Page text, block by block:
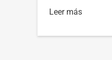
Leer más